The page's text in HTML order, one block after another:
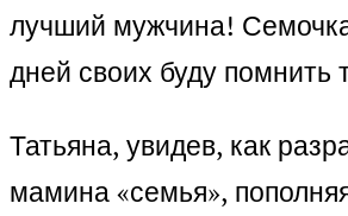
лучший мужчина!
дней своих буду помнить
Татьяна, увидев, как
мамина «семья»,